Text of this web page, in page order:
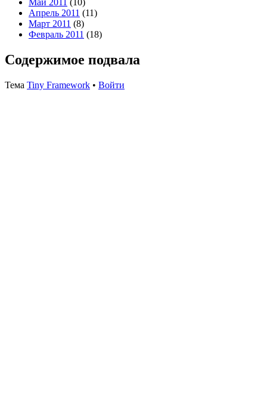
Май 2011
(10)
Апрель 2011 (11)
Март 2011 (8)
Февраль 2011 (18)
Содержимое подвала
Тема Tiny Framework • Войти